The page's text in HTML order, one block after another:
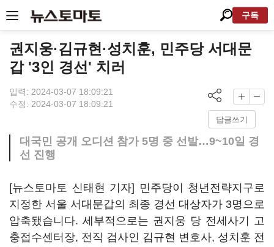
구독
권지웅·김규현·성치훈, 민주당 서대문
갑 '3인 경선' 치러
입력: 2024-03-07 18:09:21
수정: 2024-03-07 18:09:21
답글쓰기
대국민 공개 오디션 참가 5명 중 선발…9~10일 경
선 진행
[뉴스토마토 신태현 기자] 민주당이 청년전략지구로
지정한 서울 서대문갑의 최종 경선 대상자가 3명으로
압축됐습니다. 세부적으로는 권지웅 당 전세사기 고
충접수센터장, 전직 검사인 김규현 변호사, 성치훈 전